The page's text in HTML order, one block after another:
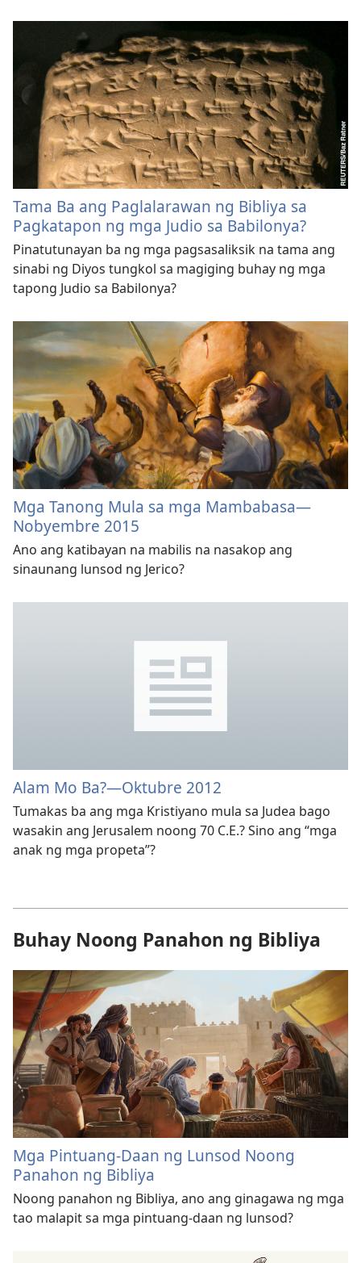
Tama Ba ang Paglalarawan ng Bibliya sa
Pagkatapon ng mga Judio sa Babilonya?
Pinatutunayan ba ng mga pagsasaliksik na tama ang
sinabi ng Diyos tungkol sa magiging buhay ng mga
tapong Judio sa Babilonya?
Mga Tanong Mula sa mga Mambabasa—
Nobyembre 2015
Ano ang katibayan na mabilis na nasakop ang
sinaunang lunsod ng Jerico?
Alam Mo Ba?—Oktubre 2012
Tumakas ba ang mga Kristiyano mula sa Judea bago
wasakin ang Jerusalem noong 70 C.E.? Sino ang “mga
anak ng mga propeta”?
Buhay Noong Panahon ng Bibliya
Mga Pintuang-Daan ng Lunsod Noong
Panahon ng Bibliya
Noong panahon ng Bibliya, ano ang ginagawa ng mga
tao malapit sa mga pintuang-daan ng lunsod?